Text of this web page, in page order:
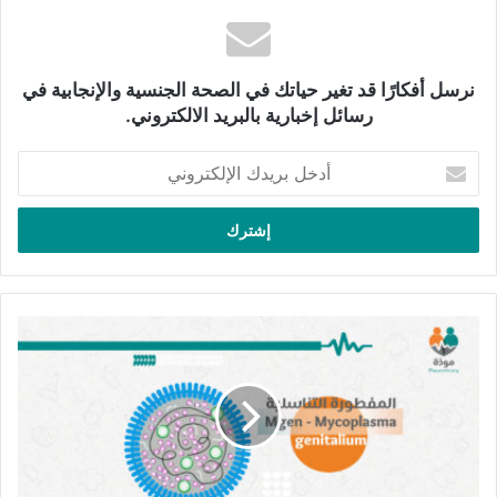
نقص المناعة البشريَّة؟
آلام العضلات.
الصداع.
ظهور آفات رماديَّة أو بيضاء.
الحمَّى.
التهاب الحلق.
تورُّم الغدد الليمفاويَّة.
نرسل أفكارًا قد تغير حياتك في الصحة الجنسية والإنجابية في
رسائل إخبارية بالبريد الالكتروني.
بريدك
الإلكتروني
تحتاج